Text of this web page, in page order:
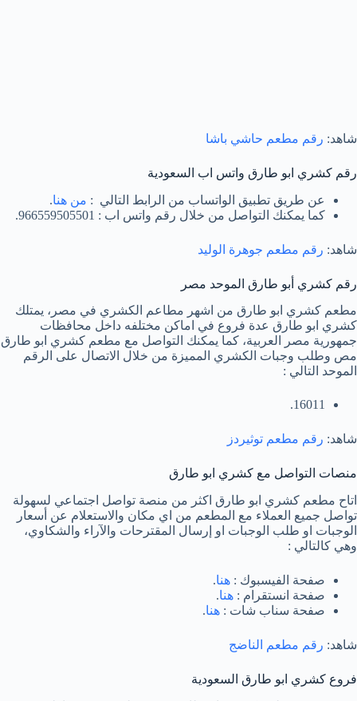
شاهد: رقم مطعم حاشي باشا
رقم كشري ابو طارق واتس اب السعودية
عن طريق تطبيق الواتساب من الرابط التالي : من هنا.
كما يمكنك التواصل من خلال رقم واتس اب : 966559505501.
شاهد: رقم مطعم جوهرة الوليد
رقم كشري أبو طارق الموحد مصر
مطعم كشري ابو طارق من اشهر مطاعم الكشري في مصر، يمتلك
كشري ابو طارق عدة فروع في اماكن مختلفه داخل محافظات
جمهورية مصر العربية، كما يمكنك التواصل مع مطعم كشري ابو طارق
مص وطلب وجبات الكشري المميزة من خلال الاتصال على الرقم
الموحد التالي :
16011.
شاهد: رقم مطعم توثيردز
منصات التواصل مع كشري ابو طارق
اتاح مطعم كشري ابو طارق اكثر من منصة تواصل اجتماعي لسهولة
تواصل جميع العملاء مع المطعم من اي مكان والاستعلام عن أسعار
الوجبات او طلب الوجبات او إرسال المقترحات والآراء والشكاوي،
وهي كالتالي :
صفحة الفيسبوك : هنا.
صفحة انستقرام : هنا.
صفحة سناب شات : هنا.
شاهد: رقم مطعم الناضج
فروع كشري ابو طارق السعودية